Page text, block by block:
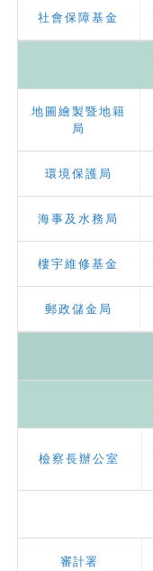
社會保障基金
地圖繪製暨地籍
局
環境保護局
海事及水務局
樓宇維修基金
郵政儲金局
檢察長辦公室
審計署